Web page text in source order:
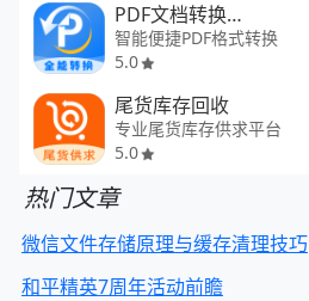
PDF文档转换神器
智能便捷PDF格式转换
5.0
尾货库存回收
专业尾货库存供求平台
5.0
热门文章
微信文件存储原理与缓存清理技巧
和平精英7周年活动前瞻